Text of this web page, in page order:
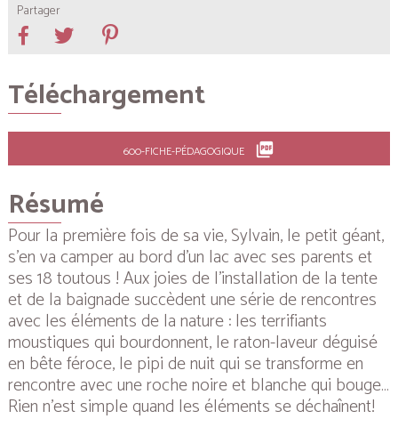
Partager
Téléchargement
600-FICHE-PÉDAGOGIQUE picture_as_pdf
Résumé
Pour la première fois de sa vie, Sylvain, le petit géant,
s’en va camper au bord d’un lac avec ses parents et
ses 18 toutous ! Aux joies de l’installation de la tente
et de la baignade succèdent une série de rencontres
avec les éléments de la nature : les terrifiants
moustiques qui bourdonnent, le raton-laveur déguisé
en bête féroce, le pipi de nuit qui se transforme en
rencontre avec une roche noire et blanche qui bouge…
Rien n’est simple quand les éléments se déchaînent!